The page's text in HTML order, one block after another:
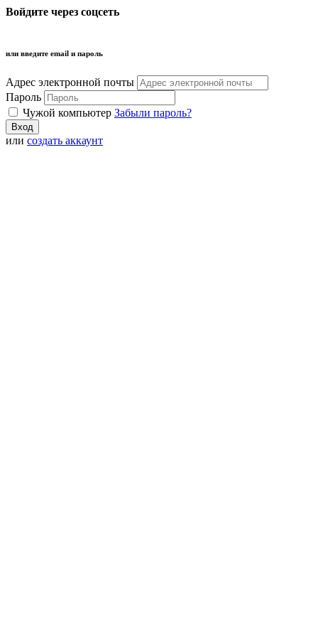
Войдите через соцсеть
или введите email и пароль
Адрес электронной почты
Пароль
Чужой компьютер Забыли пароль?
или создать аккаунт